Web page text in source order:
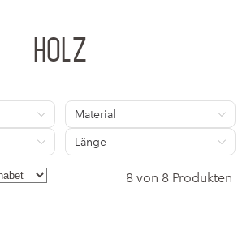
Holz
Material
Länge
8 von 8 Produkten